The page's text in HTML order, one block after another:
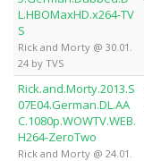
L.HBOMaxHD.x264-TV
S
Rick and Morty @ 30.01.
24 by TVS
Rick.and.Morty.2013.S
07E04.German.DL.AA
C.1080p.WOWTV.WEB.
H264-ZeroTwo
Rick and Morty @ 24.01.